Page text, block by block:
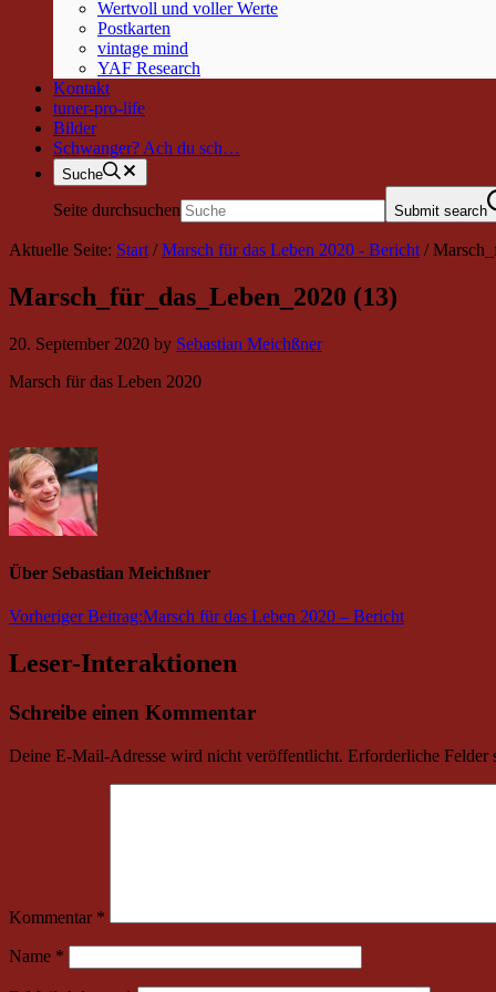
Wertvoll und voller Werte
Postkarten
vintage mind
YAF Research
Kontakt
tuner-pro-life
Bilder
Schwanger? Ach du sch…
Suche
Seite durchsuchen Submit search
Aktuelle Seite: Start / Marsch für das Leben 2020 - Bericht /
Marsch_für_das_Leben_2020 (13)
20. September 2020 by Sebastian Meichßner
Marsch für das Leben 2020
Über Sebastian Meichßner
Vorheriger Beitrag:Marsch für das Leben 2020 – Bericht
Leser-Interaktionen
Schreibe einen Kommentar
Deine E-Mail-Adresse wird nicht veröffentlicht. Erforderliche Felder
Kommentar *
Name *